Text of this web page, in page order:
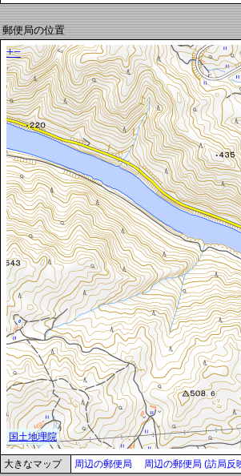
郵便局の位置
大きなマップ 周辺の郵便局 周辺の郵便局 (訪局反